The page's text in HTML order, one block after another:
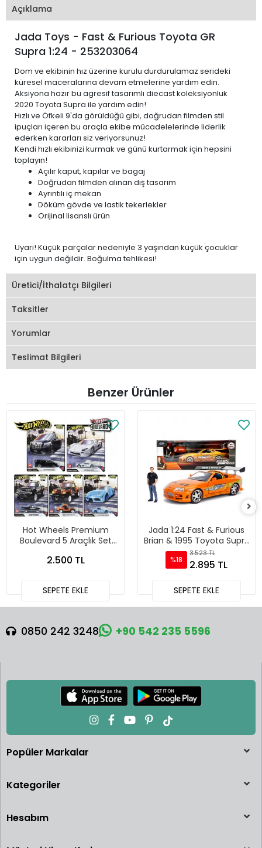
Açıklama
Jada Toys - Fast & Furious Toyota GR
Supra 1:24 - 253203064
Dom ve ekibinin hız üzerine kurulu durdurulamaz serideki
küresel maceralarına devam etmelerine yardım edin.
Aksiyona hazır bu agresif tasarımlı diecast koleksiyonluk
2020 Toyota Supra ile yardım edin!
Hızlı ve Öfkeli 9'da görüldüğü gibi, doğrudan filmden stil
ipuçları içeren bu araçla ekibe mücadelelerinde liderlik
ederken kararları siz veriyorsunuz!
Kendi hızlı ekibinizi kurmak ve günü kurtarmak için hepsini
toplayın!
Açılır kaput, kapılar ve bagaj
Doğrudan filmden alınan dış tasarım
Ayrıntılı iç mekan
Döküm gövde ve lastik tekerlekler
Orijinal lisanslı ürün
Uyarı! Küçük parçalar nedeniyle 3 yaşından küçük çocuklar
için uygun değildir. Boğulma tehlikesi!
Üretici/İthalatçı Bilgileri
Taksitler
Yorumlar
Teslimat Bilgileri
Benzer Ürünler
Hot Wheels Premium
Boulevard 5 Araçlık Set
2.500 TL
SEPETE EKLE
Jada 1:24 Fast & Furious
Brian & 1995 Toyota Supra
Diecast Model Araba -
30738
%18
3.523 TL
2.895 TL
SEPETE EKLE
0850 242 3248 +90 542 235 5596
Popüler Markalar
Kategoriler
Hesabım